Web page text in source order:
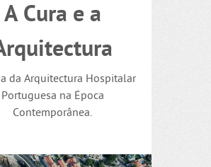
A Cura e a
da Arquitectura Hospitalar
Portuguesa na Época
Contemporânea.